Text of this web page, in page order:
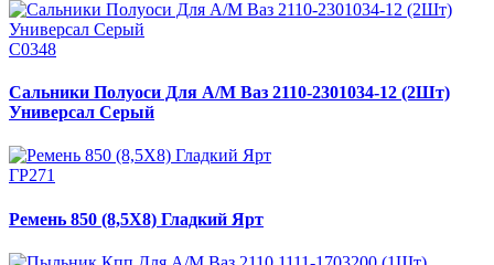
С0348
Сальники Полуоси Для А/М Ваз 2110-2301034-12 (2Шт)
Универсал Серый
ГР271
Ремень 850 (8,5Х8) Гладкий Ярт